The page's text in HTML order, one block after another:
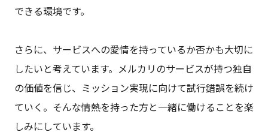
できる環境です。
さらに、サービスへの愛情を持っているか否かも大切に
したいと考えています。メルカリのサービスが持つ独自
の価値を信じ、ミッション実現に向けて試行錯誤を続け
ていく。そんな情熱を持った方と一緒に働けることを楽
しみにしています。